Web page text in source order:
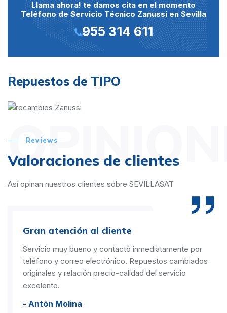
Llama ahora! te damos cita en el momento
Teléfono de Servicio Técnico Zanussi en Sevilla
955 314 611
Repuestos de TIPO
Reviews
Valoraciones de clientes
Así opinan nuestros clientes sobre SEVILLASAT
Gran atención al cliente
Servicio muy bueno y contactó inmediatamente por
teléfono y correo electrónico. Repuestos cambiados
originales y relación precio-calidad del servicio
excelente.
- Antón Molina